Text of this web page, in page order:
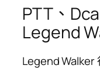
PTT、
Legend
Legend Walker